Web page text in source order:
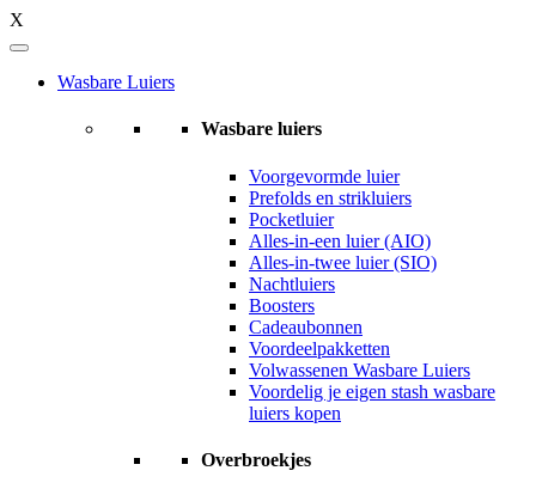
X
Wasbare Luiers
Wasbare luiers
Voorgevormde luier
Prefolds en strikluiers
Pocketluier
Alles-in-een luier (AIO)
Alles-in-twee luier (SIO)
Nachtluiers
Boosters
Cadeaubonnen
Voordeelpakketten
Volwassenen Wasbare Luiers
Voordelig je eigen stash wasbare
luiers kopen
Overbroekjes